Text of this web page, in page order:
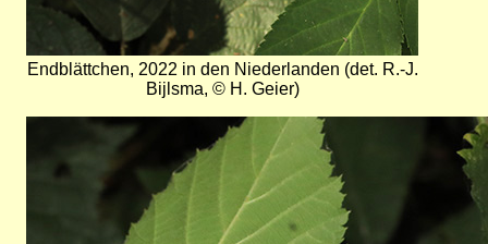
Endblättchen, 2022 in den Niederlanden (det. R.-J.
Bijlsma, © H. Geier)